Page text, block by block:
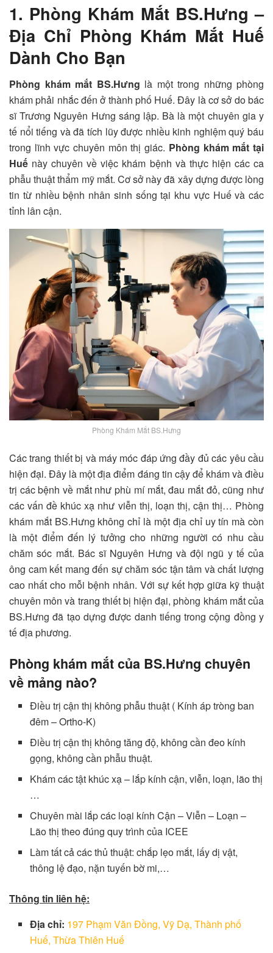
1. Phòng Khám Mắt BS.Hưng –
Địa Chỉ Phòng Khám Mắt Huế
Dành Cho Bạn
Phòng khám mắt BS.Hưng là một trong những phòng
khám phải nhắc đến ở thành phố Huế. Đây là cơ sở do bác
sĩ Trương Nguyên Hưng sáng lập. Bà là một chuyên gia y
tế nổi tiếng và đã tích lũy được nhiều kinh nghiệm quý báu
trong lĩnh vực chuyên môn thị giác. Phòng khám mắt tại
Huế này chuyên về việc khám bệnh và thực hiện các ca
phẫu thuật thẩm mỹ mắt. Cơ sở này đã xây dựng được lòng
tin từ nhiều bệnh nhân sinh sống tại khu vực Huế và các
tỉnh lân cận.
Phòng Khám Mắt BS.Hưng
Các trang thiết bị và máy móc đáp ứng đầy đủ các yêu cầu
hiện đại. Đây là một địa điểm đáng tin cậy để khám và điều
trị các bệnh về mắt như phù mí mắt, đau mắt đỏ, cũng như
các vấn đề khúc xạ như viễn thị, loạn thị, cận thị… Phòng
khám mắt BS.Hưng không chỉ là một địa chỉ uy tín mà còn
là một điểm đến lý tưởng cho những người có nhu cầu
chăm sóc mắt. Bác sĩ Nguyên Hưng và đội ngũ y tế của
ông cam kết mang đến sự chăm sóc tận tâm và chất lượng
cao nhất cho mỗi bệnh nhân. Với sự kết hợp giữa kỹ thuật
chuyên môn và trang thiết bị hiện đại, phòng khám mắt của
BS.Hưng đã tạo dựng được danh tiếng trong cộng đồng y
tế địa phương.
Phòng khám mắt của BS.Hưng chuyên
về mảng nào?
Điều trị cận thị không phẫu thuật ( Kính áp tròng ban
đêm – Ortho-K)
Điều trị cận thị không tăng độ, không cần đeo kính
gọng, không cần phẫu thuật.
Khám các tật khúc xạ – lắp kính cận, viễn, loạn, lão thị
…
Chuyên mài lắp các loại kính Cận – Viễn – Loạn –
Lão thị theo đúng quy trình của ICEE
Làm tất cả các thủ thuật: chắp lẹo mắt, lấy dị vật,
thông lệ đạo, nặn tuyến bờ mi,…
Thông tin liên hệ:
Địa chỉ: 197 Phạm Văn Đồng, Vỹ Dạ, Thành phố
Huế, Thừa Thiên Huế